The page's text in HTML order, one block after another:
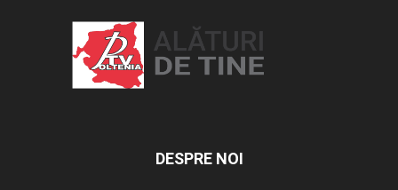
DESPRE NOI